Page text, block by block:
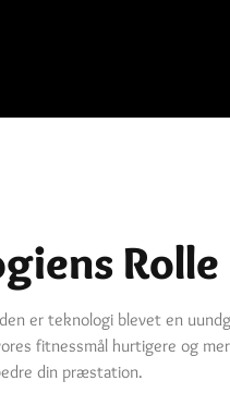
er teknologi blevet en
fitnessmål hurtigere og
din præstation.